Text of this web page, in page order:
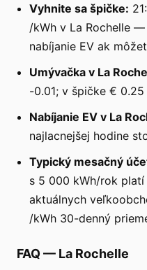
Vyhnite sa špičke:
/kWh v La Rochelle
nabíjanie EV ak
Umývačka v La
-0.01; v špičke €
Nabíjanie EV v La
najlacnejšej hodine
Typický mesačný
s 5 000 kWh/rok
aktuálnych
/kWh 30-denný
FAQ — La Rochelle